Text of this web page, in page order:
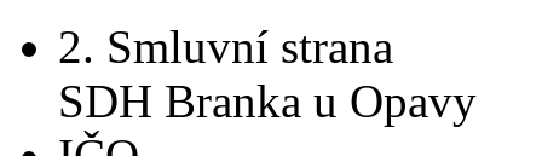
2. Smluvní strana
SDH Branka u Opavy